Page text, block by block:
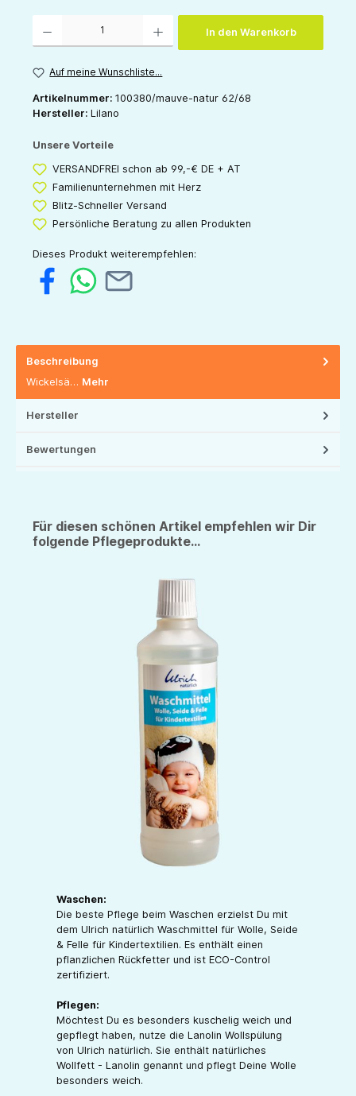
In den Warenkorb
Auf meine Wunschliste...
Artikelnummer: 100380/mauve-natur 62/68
Hersteller: Lilano
Unsere Vorteile
VERSANDFREI schon ab 99,-€ DE + AT
Familienunternehmen mit Herz
Blitz-Schneller Versand
Persönliche Beratung zu allen Produkten
Dieses Produkt weiterempfehlen:
Beschreibung
Wickelsä… Mehr
Hersteller
Bewertungen
Für diesen schönen Artikel empfehlen wir Dir
folgende Pflegeprodukte...
Waschen:
Die beste Pflege beim Waschen erzielst Du mit
dem Ulrich natürlich Waschmittel für Wolle, Seide
& Felle für Kindertextilien. Es enthält einen
pflanzlichen Rückfetter und ist ECO-Control
zertifiziert.
Pflegen:
Möchtest Du es besonders kuschelig weich und
gepflegt haben, nutze die Lanolin Wollspülung
von Ulrich natürlich. Sie enthält natürliches
Wollfett - Lanolin genannt und pflegt Deine Wolle
besonders weich.